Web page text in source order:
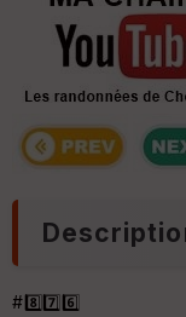
#8️⃣7️⃣6️⃣